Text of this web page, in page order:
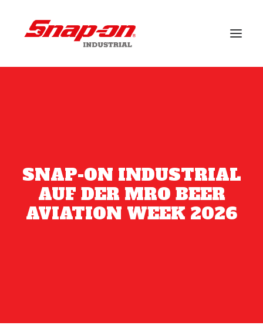
KUNDENDIENST
BRANDS
SNAP-ON INDUSTRIAL
AUF DER MRO BEER
AVIATION WEEK 2026